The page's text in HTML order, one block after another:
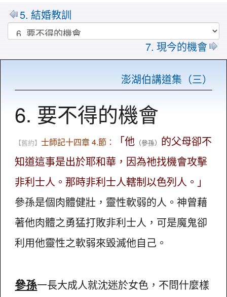
5. 結婚教訓
7. 現今的機會
澎湖伯講道集（三）
6. 要不得的機會
【舊約】士師記十四章 4.節： 「他 （參孫） 的父母卻不
知道這事是出於耶和華，因為祂找機會攻擊
非利士人。那時非利士人轄制以色列人。」
參孫是個肉體健壯，靈性軟弱的人。神曾藉
著他肉體之勇猛打敗非利士人，可是魔鬼卻
利用他靈性之軟弱來毀滅他自己。
參孫一長大成人就沈迷於女色，不問什麼樣